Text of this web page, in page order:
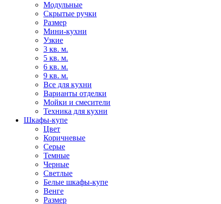
Модульные
Скрытые ручки
Размер
Мини-кухни
Узкие
3 кв. м.
5 кв. м.
6 кв. м.
9 кв. м.
Все для кухни
Варианты отделки
Мойки и смесители
Техника для кухни
Шкафы-купе
Цвет
Коричневые
Серые
Темные
Черные
Светлые
Белые шкафы-купе
Венге
Размер